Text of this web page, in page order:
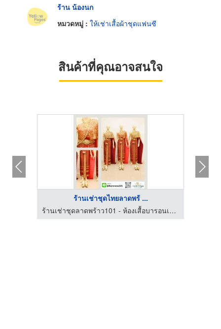
ร้าน น้องนก
หมวดหมู่ : ให้เช่าเสื้อผ้าชุดแฟนซี
สินค้าที่คุณอาจสนใจ
ร้านเช่าชุดไทยลาดพร้ ...
ร้านเช่าชุดลาดพร้าว101 - ห้องเสื้อบารอนเนส คอสตูม